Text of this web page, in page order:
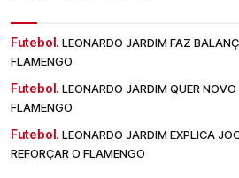
Futebol. LEONARDO JARDIM FAZ
FLAMENGO
Futebol. LEONARDO JARDIM QUER NOVO
FLAMENGO
Futebol. LEONARDO JARDIM EXPLICA
REFORÇAR O FLAMENGO